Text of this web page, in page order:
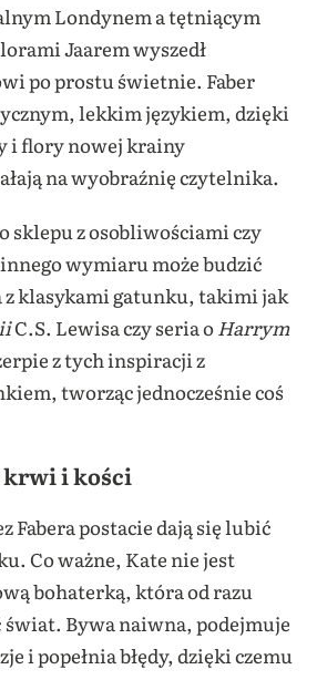
Londynem a tętniącym
Jaarem wyszedł
po prostu świetnie. Faber
lekkim językiem, dzięki
i flory nowej krainy
na wyobraźnię czytelnika.
sklepu z osobliwościami czy
wymiaru może budzić
z klasykami gatunku, takimi jak
C.S. Lewisa czy seria oHarrym
z tych inspiracji z
tworząc jednocześnie coś
krwi i kości
Fabera postacie dają się lubić
Co ważne, Kate nie jest
bohaterką, która od razu
Bywa naiwna, podejmuje
i popełnia błędy, dzięki czemu